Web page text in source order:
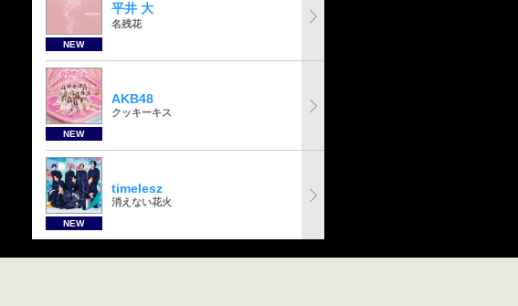
NEW
平井 大
名残花
NEW
AKB48
クッキーキス
NEW
timelesz
消えない花火